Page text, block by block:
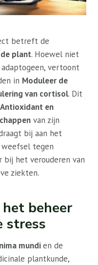
betreft de
plant. Hoewel niet
vertoont
in Moduleer de
van cortisol. Dit
Antioxidant en
van zijn
bij aan het
weefsel tegen
het verouderen van
ziekten.
beheer
stress
mundien de
plantkunde,